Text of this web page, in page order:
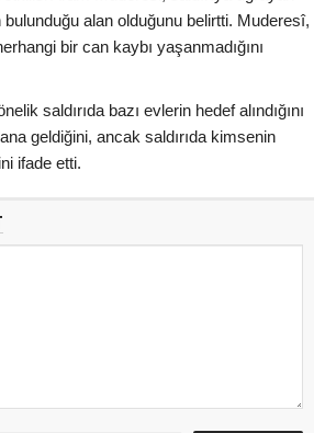
bulunduğu alan olduğunu belirtti. Muderesî,
bir can kaybı yaşanmadığını
saldırıda bazı evlerin hedef alındığını
geldiğini, ancak saldırıda kimsenin
ifade etti.